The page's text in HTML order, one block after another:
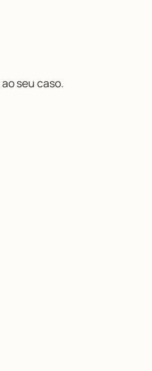
seu caso.